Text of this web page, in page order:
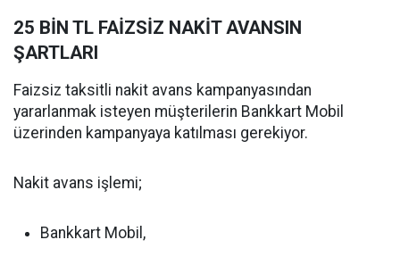
25 BİN TL FAİZSİZ NAKİT AVANSIN
ŞARTLARI
Faizsiz taksitli nakit avans kampanyasından
yararlanmak isteyen müşterilerin Bankkart Mobil
üzerinden kampanyaya katılması gerekiyor.
Nakit avans işlemi;
Bankkart Mobil,